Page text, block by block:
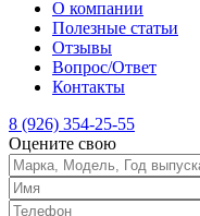
О компании
Полезные статьи
Отзывы
Вопрос/Ответ
Контакты
8 (926) 354-25-55
Оцените свою